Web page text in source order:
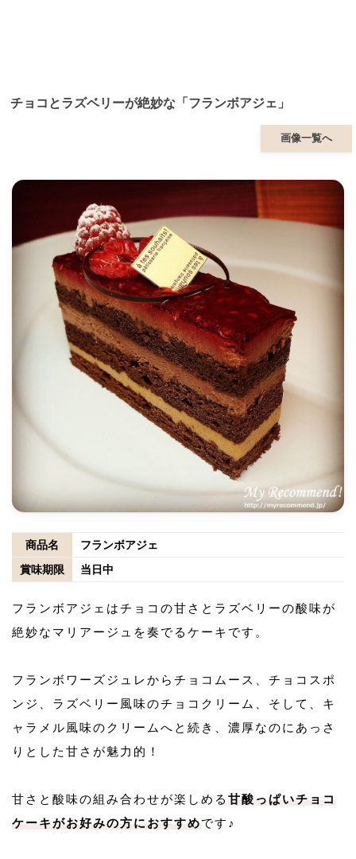
チョコとラズベリーが絶妙な「フランボアジェ」
画像一覧へ
商品名
フランボアジェ
賞味期限
当日中
フランボアジェはチョコの甘さとラズベリーの酸味が
絶妙なマリアージュを奏でるケーキです。
フランボワーズジュレからチョコムース、チョコスポ
ンジ、ラズベリー風味のチョコクリーム、そして、キ
ャラメル風味のクリームへと続き、濃厚なのにあっさ
りとした甘さが魅力的！
甘さと酸味の組み合わせが楽しめる 甘酸っぱいチョコ
ケーキがお好みの方におすすめです♪